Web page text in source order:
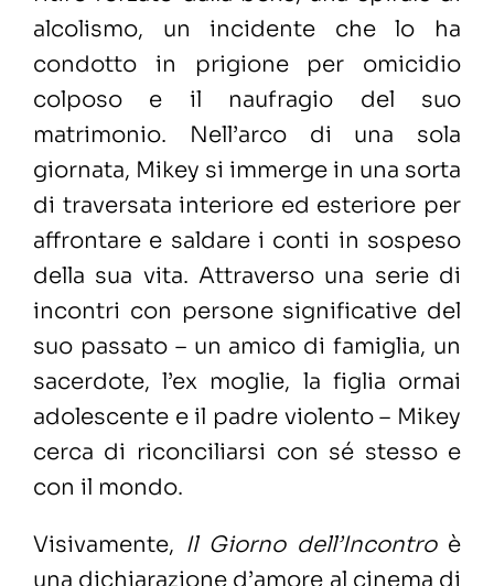
alcolismo, un incidente che lo ha
condotto in prigione per omicidio
colposo e il naufragio del suo
matrimonio. Nell’arco di una sola
giornata, Mikey si immerge in una sorta
di traversata interiore ed esteriore per
affrontare e saldare i conti in sospeso
della sua vita. Attraverso una serie di
incontri con persone significative del
suo passato – un amico di famiglia, un
sacerdote, l’ex moglie, la figlia ormai
adolescente e il padre violento – Mikey
cerca di riconciliarsi con sé stesso e
con il mondo.
Visivamente, Il Giorno dell’Incontroè
una dichiarazione d’amore al cinema di